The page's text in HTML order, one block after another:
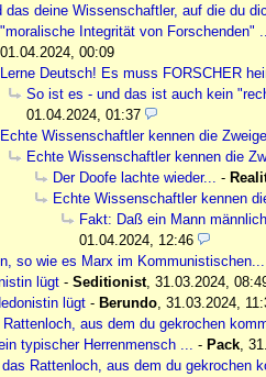
das deine Wissenschaftler, auf die du
"moralische Integrität von Forschenden"
01.04.2024, 00:09
Lerne Deutsch! Es muss FORSCHER
So ist es - und das ist auch kein
01.04.2024, 01:37
Echte Wissenschaftler kennen die
Echte Wissenschaftler kennen die
Der Doofe lachte wieder... -
Echte Wissenschaftler kennen
Fakt: Daß ein Mann
01.04.2024, 12:46
so wie es Marx im Kommunistischen...
lügt - Seditionist, 31.03.2024,
lügt - Berundo, 31.03.2024,
aus dem du gekrochen
typischer Herrenmensch ... - Pack,
Rattenloch, aus dem du gekrochen